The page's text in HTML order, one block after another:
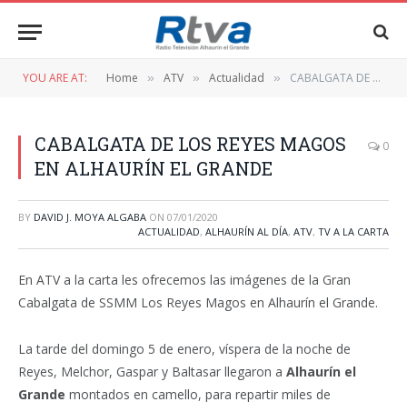
YOU ARE AT: Home » ATV » Actualidad » CABALGATA DE LOS REYES MAGOS EN ALHAURÍN EL GRANDE
CABALGATA DE LOS REYES MAGOS
EN ALHAURÍN EL GRANDE
0
BY DAVID J. MOYA ALGABA ON 07/01/2020
ACTUALIDAD, ALHAURÍN AL DÍA, ATV, TV A LA CARTA
En ATV a la carta les ofrecemos las imágenes de la Gran
Cabalgata de SSMM Los Reyes Magos en Alhaurín el Grande.
La tarde del domingo 5 de enero, víspera de la noche de
Reyes, Melchor, Gaspar y Baltasar llegaron a Alhaurín el
Grande montados en camello, para repartir miles de